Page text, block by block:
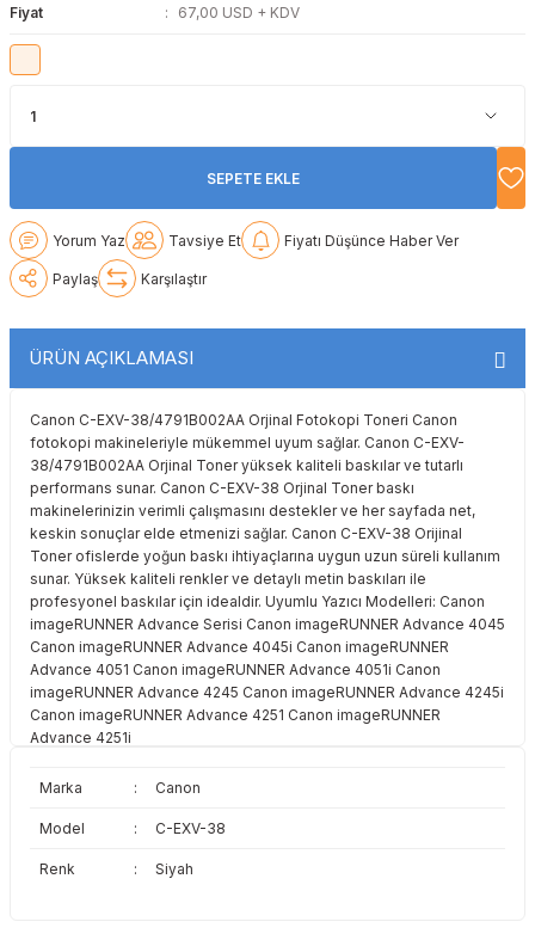
Olivetti
Samsung
Sharp
Toshiba
Utax
Olivetti
Sharp
Toshiba
Triumph Adler
Xerox
Panasonic
Utax
Utax
Fiyat
67,00 USD + KDV
SEPETE EKLE
Yorum Yaz Tavsiye Et Fiyatı Düşünce Haber Ver
Paylaş Karşılaştır
ÜRÜN AÇIKLAMASI
Canon C-EXV-38/4791B002AA Orjinal Fotokopi Toneri Canon
fotokopi makineleriyle mükemmel uyum sağlar. Canon C-EXV-
38/4791B002AA Orjinal Toner yüksek kaliteli baskılar ve tutarlı
performans sunar. Canon C-EXV-38 Orjinal Toner baskı
makinelerinizin verimli çalışmasını destekler ve her sayfada net,
keskin sonuçlar elde etmenizi sağlar. Canon C-EXV-38 Orijinal
Toner ofislerde yoğun baskı ihtiyaçlarına uygun uzun süreli kullanım
sunar. Yüksek kaliteli renkler ve detaylı metin baskıları ile
profesyonel baskılar için idealdir. Uyumlu Yazıcı Modelleri: Canon
imageRUNNER Advance Serisi Canon imageRUNNER Advance 4045
Canon imageRUNNER Advance 4045i Canon imageRUNNER
Advance 4051 Canon imageRUNNER Advance 4051i Canon
imageRUNNER Advance 4245 Canon imageRUNNER Advance 4245i
Canon imageRUNNER Advance 4251 Canon imageRUNNER
Advance 4251i
Marka : Canon
Model : C-EXV-38
Renk : Siyah